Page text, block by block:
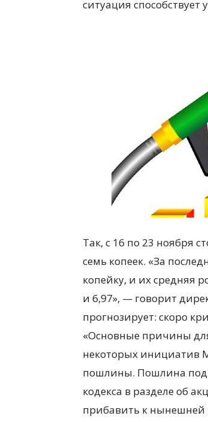
ситуация
Так, с 16 по 23 ноября
семь копеек. «За
копейку, и их средняя
и 6,97», — говорит
прогнозирует: скоро
«Основные причины
некоторых инициатив
пошлины. Пошлина
кодекса в разделе об
прибавить к нынешней